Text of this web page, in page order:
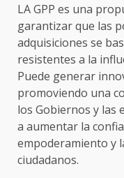
LA GPP es una
garantizar que las
adquisiciones se
resistentes a la
Puede generar
promoviendo una
los Gobiernos y las
a aumentar la
empoderamiento y
ciudadanos.